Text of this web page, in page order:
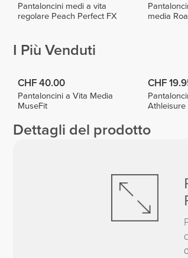
Pantaloncini medi a vita
regolare Peach Perfect FX
media
I Più Venduti
CHF 40.00
Pantaloncini a Vita Media
MuseFit
CHF
Athleisure
Dettagli del prodotto